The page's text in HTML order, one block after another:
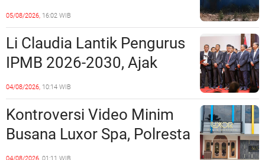
Penipuan Kavling Hingga
Miliaran Rupiah, Laporan ke
Polda Kepri Jalan di
Tempat?
05/08/2026, 16:02 WIB
Li Claudia Lantik Pengurus
IPMB 2026-2030, Ajak
Perkuat Kerukunan dan
Sinergi dengan Pemko
Batam
04/08/2026, 10:14 WIB
Kontroversi Video Minim
Busana Luxor Spa, Polresta
Barelang Usut Tuntas